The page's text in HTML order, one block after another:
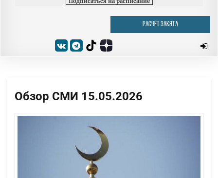
РАСЧЁТ ЗАКЯТА
Обзор СМИ 15.05.2026